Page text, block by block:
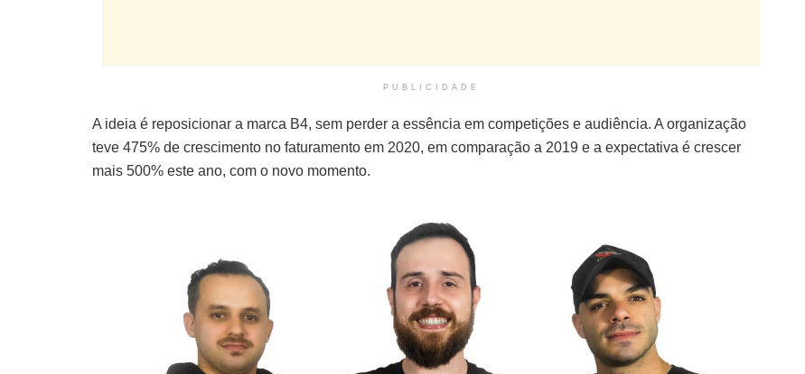
PUBLICIDADE
A ideia é reposicionar a marca B4, sem perder a essência em competições e audiência. A organização
teve 475% de crescimento no faturamento em 2020, em comparação a 2019 e a expectativa é crescer
mais 500% este ano, com o novo momento.